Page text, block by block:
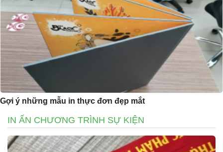
Gợi ý những mẫu in thực đơn đẹp mắt
IN ẤN CHƯƠNG TRÌNH SỰ KIỆN